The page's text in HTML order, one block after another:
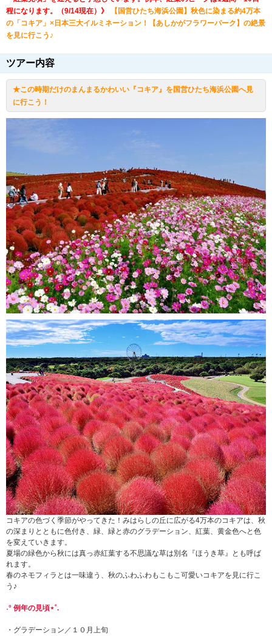
程になります。（9/14現在）》
【国営ひたち海浜公園】秋色に染まる約4万本
の「コキア」×日本三大イルミネーション！【あしかがフラワーパーク】の絶景
を見に行こう♪
ツアー内容
★この時期だけのまんまるかわいい『コキア』を国営ひたち海浜公園へ見
に行こう！
コキアの色づく季節がやってきた！みはらしの丘に広がる4万本のコキアは、秋
の深まりとともに色付き、緑、緑と赤のグラデーション、紅葉、黄金色へと色
を変えていきます。
夏場の緑色から秋には真っ赤紅葉する不思議な草は別名『ほうき草』とも呼ば
れます。
春のネモフィラとは一味違う、秋のふわふわもこもこ可愛いコキアを見に行こ
う♪
˖° 例年の見頃⋆˚.
・グラデーション／１０月上旬